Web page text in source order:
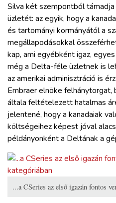
Silva két szempontból
üzletét: az egyik, hogy a
és tartományi kormányától a
megállapodásokkal
kap, ami egyébként igaz,
még a Delta-féle üzletnek is
az amerikai adminisztráció is
Embraer elnöke felhánytorgat,
általa feltételezett hatalmas
jelentené, hogy a kanadaiak
költségeihez képest jóval
példányonként a Deltának a
...a CSeries az első igazán fontos